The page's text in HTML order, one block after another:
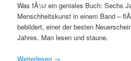
Was fÃ¼r ein geniales Buch: Sechs
Menschheitskunst in einem Band –
bebildert, einer der besten
Jahres. Man lesen und staune.
Weiterlesen →